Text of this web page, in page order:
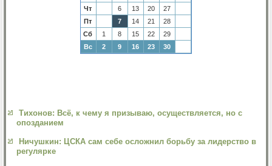
Чт
6 13 20
27
Пт
7 14 21
28
Сб
1 8 15 22
29
Вс
2 9 16 23 30
Тихонов: Всё, к чему я призываю, осуществляется, но с
опозданием
Ничушкин: ЦСКА сам себе осложнил борьбу за лидерство в
регулярке